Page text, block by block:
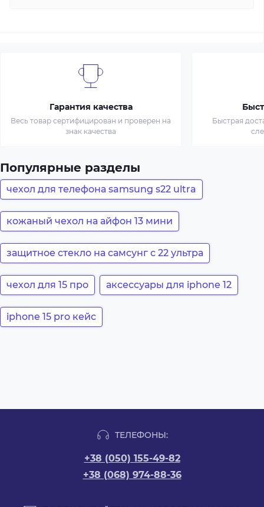
Гарантия качества
Весь товар сертифицирован и проверен на
знак качества
Быстрая
Популярные разделы
чехол для телефона samsung s22 ultra
кожаный чехол на айфон 13 мини
защитное стекло на самсунг с 22 ультра
чехол для 15 про аксессуары для iphone 12
iphone 15 pro кейс
ТЕЛЕФОНЫ:
+38 (050) 155-49-82
+38 (068) 974-88-36